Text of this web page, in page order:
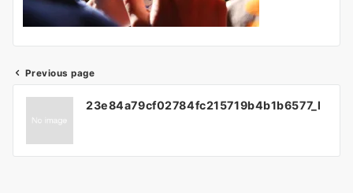
投
ナ
Previous page
23e84a79cf02784fc215719b4b1b6577_l